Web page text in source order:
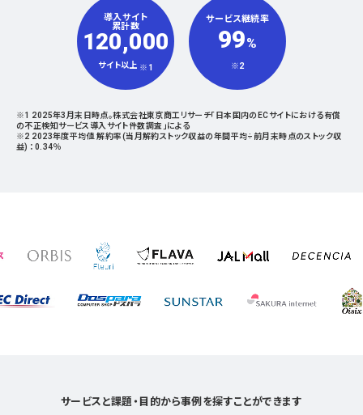
導入サイト
累計数
120,000
サイト以上 ※1
サービス継続率
99%
※2
※1 2025年3月末日時点。株式会社東京商工リサーチ「日本国内のECサイトにおける有償
の不正検知サービス導入サイト件数調査」による
※2 2023年度平均値 解約率(当月解約ストック収益の年間平均÷前月末時点のストック収
益) ：0.34％
サービスと課題・目的から事例を探すことができます